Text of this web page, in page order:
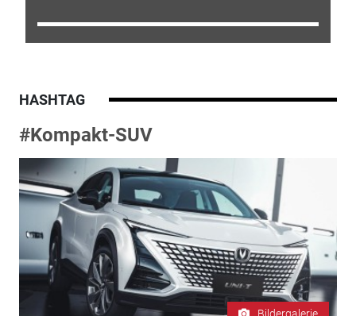
HASHTAG
#Kompakt-SUV